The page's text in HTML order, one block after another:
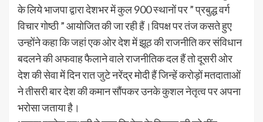
के लिये भाजपा द्वारा देशभर में कुल 900 स्थानों पर ” प्रबुद्ध वर्ग
विचार गोष्ठी ” आयोजित की जा रही हैं।विपक्ष पर तंज कसते हुए
उन्होंने कहा कि जहां एक ओर देश में झूठ की राजनीति कर संविधान
बदलने की अफवाह फैलाने वाले राजनीतिक दल हैं तो दूसरी ओर
देश की सेवा में दिन रात जुटे नरेंद्र मोदी हैं जिन्हें करोड़ों मतदाताओं
ने तीसरी बार देश की कमान सौंपकर उनके कुशल नेतृत्व पर अपना
भरोसा जताया है।